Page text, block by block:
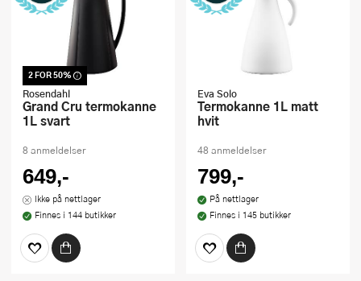
2 FOR 50%
Dette produktet er
inkludert i vår kampanje.
Benytt deg av rabatten i
dag!
Rosendahl
Grand Cru termokanne
1L svart
8 anmeldelser
649,-
Ikke på nettlager
Finnes i 144 butikker
Eva Solo
Termokanne 1L matt
hvit
48 anmeldelser
799,-
På nettlager
Finnes i 145 butikker